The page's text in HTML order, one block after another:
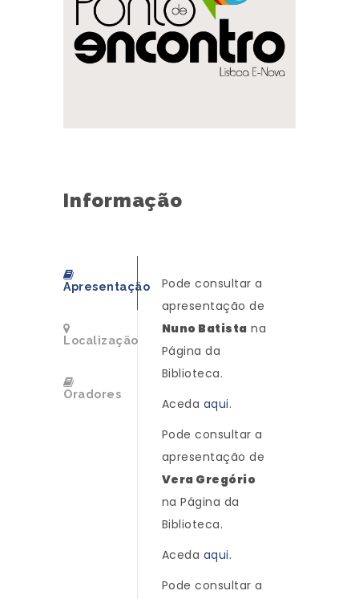
Informação
Apresentação
Localização
Oradores
Pode consultar a
apresentação de
Nuno Batista na
Página da
Biblioteca.
Aceda aqui.
Pode consultar a
apresentação de
Vera Gregório
na Página da
Biblioteca.
Aceda aqui.
Pode consultar a